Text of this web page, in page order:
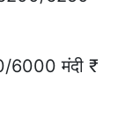
6000 मंदी ₹